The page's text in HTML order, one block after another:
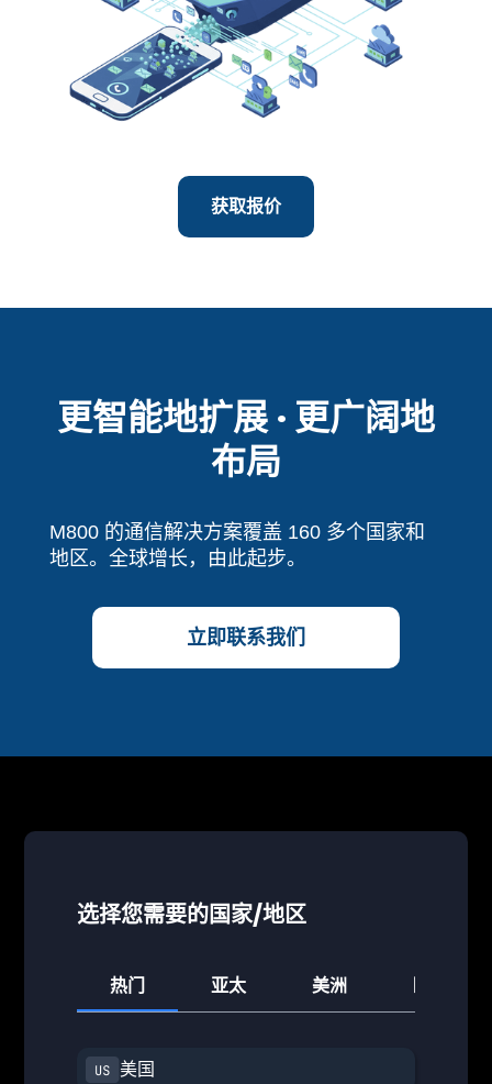
获取报价
更智能地扩展 · 更广阔地
布局
M800 的通信解决方案覆盖 160 多个国家和
地区。全球增长，由此起步。
立即联系我们
选择您需要的国家/地区
热门 亚太 美洲 欧洲
美国